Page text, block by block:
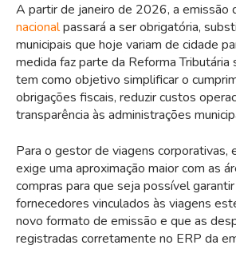
A partir de janeiro de 2026, a emissão
nacionalpassará a ser obrigatória,
municipais que hoje variam de cidade
medida faz parte da Reforma Tributária
tem como objetivo simplificar o
obrigações fiscais, reduzir custos
transparência às administrações
Para o gestor de viagens corporativas,
exige uma aproximação maior com as
compras para que seja possível
fornecedores vinculados às viagens
novo formato de emissão e que as
registradas corretamente no ERP da